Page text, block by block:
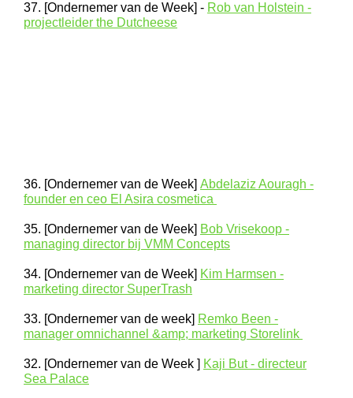
37. [Ondernemer van de Week] - Rob van Holstein -
projectleider the Dutcheese
36. [Ondernemer van de Week] Abdelaziz Aouragh -
founder en ceo El Asira cosmetica
35. [Ondernemer van de Week] Bob Vrisekoop -
managing director bij VMM Concepts
34. [Ondernemer van de Week] Kim Harmsen -
marketing director SuperTrash
33. [Ondernemer van de week] Remko Been -
manager omnichannel &amp; marketing Storelink
32. [Ondernemer van de Week ] Kaji But - directeur
Sea Palace